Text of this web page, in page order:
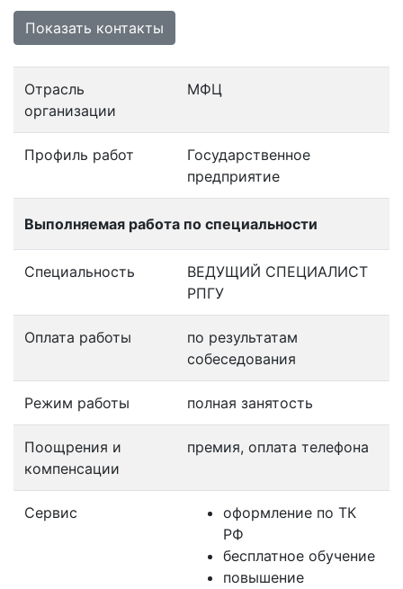
Показать контакты
Отрасль
организации
МФЦ
Профиль работ
Государственное
предприятие
Выполняемая работа по специальности
Специальность
ВЕДУЩИЙ СПЕЦИАЛИСТ
РПГУ
Оплата работы
по результатам
собеседования
Режим работы полная занятость
Поощрения и
компенсации
премия, оплата телефона
Сервис
оформление по ТК
РФ
бесплатное обучение
повышение